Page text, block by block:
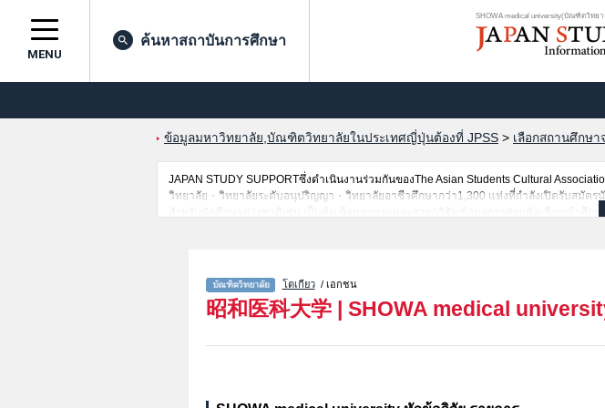
SHOWA medical university(บัณฑิตวิท
MENU
ค้นหาสถาบันการศึกษา
ข้อมูลมหาวิทยาลัย,บัณฑิตวิทยาลัยในประเทศญี่ปุ่นต้องที่ JPSS > เลือกสถานศึกษ
JAPAN STUDY SUPPORTซึ่งดำเนินงานร่วมกันของThe Asian Students Cultural
วิทยาลัย・วิทยาลัยระดับอนุปริญญา・วิทยาลัยอาชีวศึกษากว่า1,300 แห่งที่กำลังเปิดรับสมัคร
สำหรับนักศึกษาต่างชาติเช่น เป็นต้น,ข้อมูลของแต่ละสาขาวิจัย,ข้อมูลการสอบคัดเลือกเข้าศึ
โตเกียว/ เอกชน
昭和医科大学 | SHOWA medical